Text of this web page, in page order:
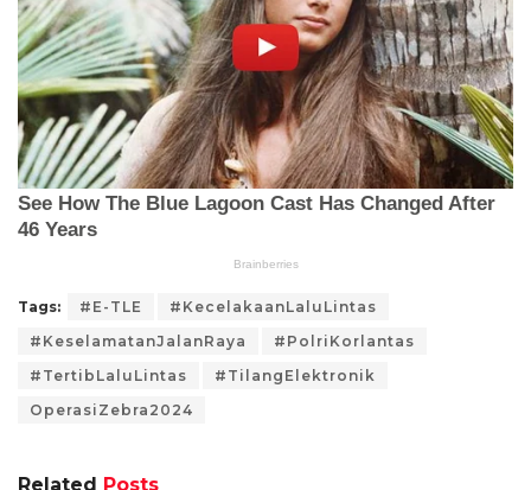
Tags: #E-TLE
#KecelakaanLaluLintas
#KeselamatanJalanRaya
#PolriKorlantas
#TertibLaluLintas
#TilangElektronik
OperasiZebra2024
Related Posts